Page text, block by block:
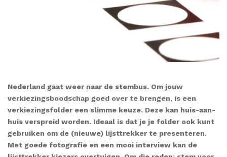
Nederland gaat weer naar de stembus. Om jouw
verkiezingsboodschap goed over te brengen, is een
verkiezingsfolder een slimme keuze. Deze kan huis-aan-
huis verspreid worden. Ideaal is dat je je folder ook kunt
gebruiken om de (nieuwe) lijsttrekker te presenteren.
Met goede fotografie en een mooi interview kan de